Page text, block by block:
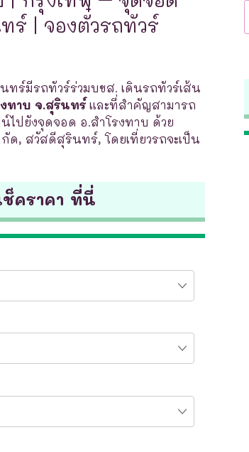
ร์ | จองตั๋วรถทัวร์
ทร์มีรถทัวร์ร่วมบขส. เดินรถทัวร์เส้น
ทาบ จ.สุรินทร์ และที่สำคัญสามารถ
ไปยังจุดจอด อ.สำโรงทาบ ด้วย
ด, สวัสดีสุรินทร์, โดยเที่ยวรถจะเป็น
ช็คราคา ที่นี่